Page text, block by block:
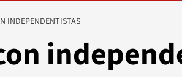
INDEPENDENTISTAS